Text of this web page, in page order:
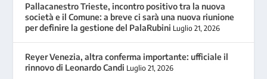
Pallacanestro Trieste, incontro positivo tra la nuova
società e il Comune: a breve ci sarà una nuova riunione
per definire la gestione del PalaRubini Luglio 21, 2026
Reyer Venezia, altra conferma importante: ufficiale il
rinnovo di Leonardo Candi Luglio 21, 2026